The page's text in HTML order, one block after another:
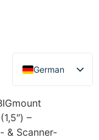
German
English
–
& Scanner-